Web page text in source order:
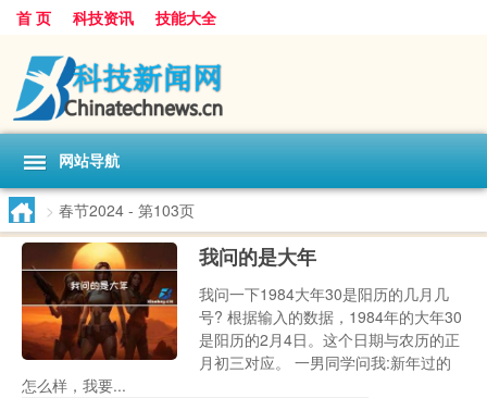
首 页 科技资讯 技能大全
网站导航
> 春节2024 - 第103页
我问的是大年
我问一下1984大年30是阳历的几月几
号? 根据输入的数据，1984年的大年30
是阳历的2月4日。这个日期与农历的正
月初三对应。 一男同学问我:新年过的
怎么样，我要...